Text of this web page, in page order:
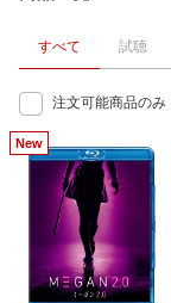
すべて 試聴
注文可能商品のみ